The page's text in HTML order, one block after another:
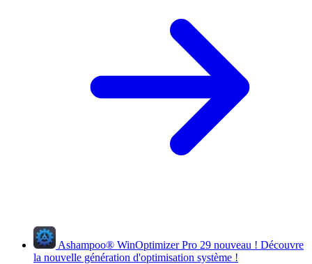
Ashampoo® WinOptimizer Pro 29 nouveau ! Découvre
la nouvelle génération d'optimisation système !